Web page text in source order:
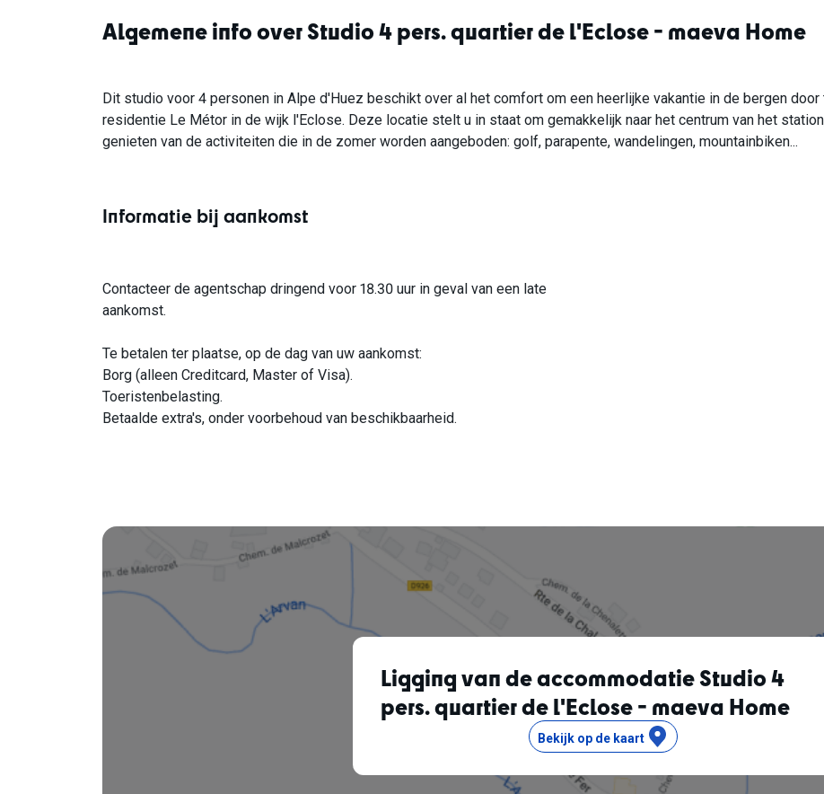
Algemene info over Studio 4 pers. quartier de l'Eclose - maeva Home
Dit studio voor 4 personen in Alpe d'Huez beschikt over al het comfort om een heerlijke vakantie in de bergen
residentie Le Métor in de wijk l'Eclose. Deze locatie stelt u in staat om gemakkelijk naar het centrum van het
genieten van de activiteiten die in de zomer worden aangeboden: golf, parapente, wandelingen, mountainbiken...
Informatie bij aankomst
Contacteer de agentschap dringend voor 18.30 uur in geval van een late
aankomst.
Te betalen ter plaatse, op de dag van uw aankomst:
Borg (alleen Creditcard, Master of Visa).
Toeristenbelasting.
Betaalde extra's, onder voorbehoud van beschikbaarheid.
Ligging van de accommodatie Studio 4
pers. quartier de l'Eclose - maeva Home
Bekijk op de kaart